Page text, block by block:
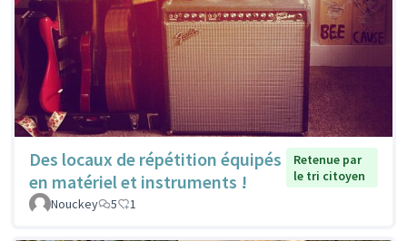
Des locaux de répétition équipés
en matériel et instruments !
Retenue par
le tri citoyen
Nouckey
5 1